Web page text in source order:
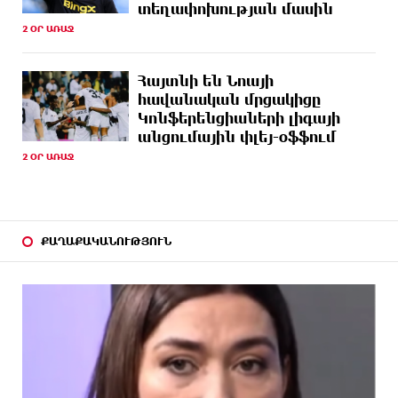
ուսանողական օլիմպիադայում
6 ԺԱՄ
ԱՌԱՋ
Հայրենիքի զգացողությունը հողի նկատմամբ
պետք է լինի ոչ թե թշնամության, այլ
բարեկամության հիմքը. Էդգար Ղազարյան
6 ԺԱՄ
Պեղումներ և նոր բացահայտում Հին
6 ԺԱՄ
Սալահը կարիերան կշարունակի Թուրքիայում
ԱՌԱՋ
Երևանում. բացահայտվել է «Տեսլայով»
հանցավոր խումբը
Նոր հաղորդագրություն՝ Wildberries-ից․ ի՞նչ են
ասում ընկերությունից
տեղափոխության մասին
2 ՕՐ ԱՌԱՋ
Հայտնի են Նոայի
հավանական մրցակիցը
Կոնֆերենցիաների լիգայի
անցումային փլեյ-օֆֆում
2 ՕՐ ԱՌԱՋ
ՔԱՂԱՔԱԿԱՆՈՒԹՅՈՒՆ